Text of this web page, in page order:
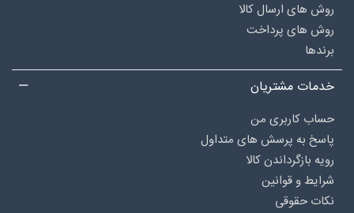
روش های ارسال کالا
روش های پرداخت
برندها
خدمات مشتریان
حساب کاربری من
پاسخ به پرسش های متداول
رویه بازگرداندن کالا
شرایط و قوانین
نکات حقوقی